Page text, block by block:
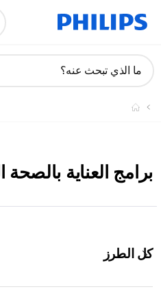
دعم
ما الذي تبحث عنه؟
برامج العناية
كل الطرز